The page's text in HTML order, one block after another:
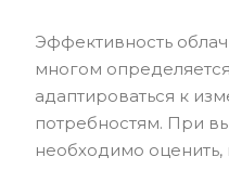
Эффективность
многом
адаптироваться к
потребностям. При
необходимо оценить,